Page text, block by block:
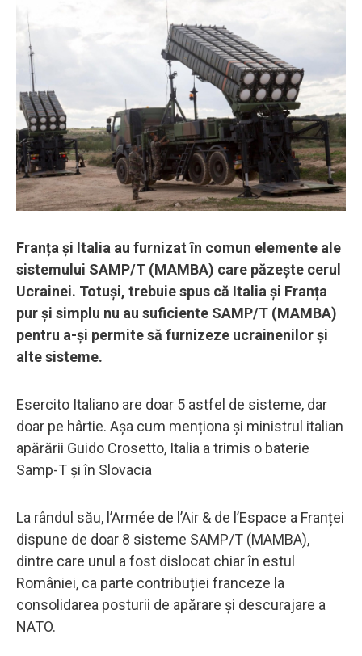
Franța și Italia au furnizat în comun elemente ale
sistemului SAMP/T (MAMBA) care păzește cerul
Ucrainei. Totuși, trebuie spus că Italia și Franța
pur și simplu nu au suficiente SAMP/T (MAMBA)
pentru a-și permite să furnizeze ucrainenilor și
alte sisteme.
Esercito Italiano are doar 5 astfel de sisteme, dar
doar pe hârtie. Așa cum menționa și ministrul italian
apărării Guido Crosetto, Italia a trimis o baterie
Samp-T și în Slovacia
La rândul său, l’Armée de l’Air & de l’Espace a Franței
dispune de doar 8 sisteme SAMP/T (MAMBA),
dintre care unul a fost dislocat chiar în estul
României, ca parte contribuției franceze la
consolidarea posturii de apărare și descurajare a
NATO.